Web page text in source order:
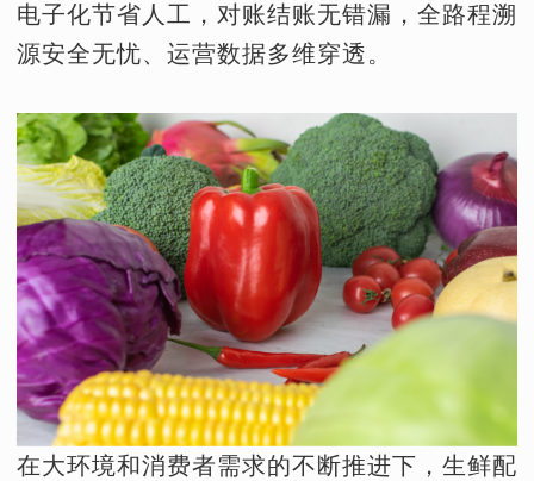
电子化节省人工，对账结账无错漏，全路程溯
源安全无忧、运营数据多维穿透。
在大环境和消费者需求的不断推进下，生鲜配